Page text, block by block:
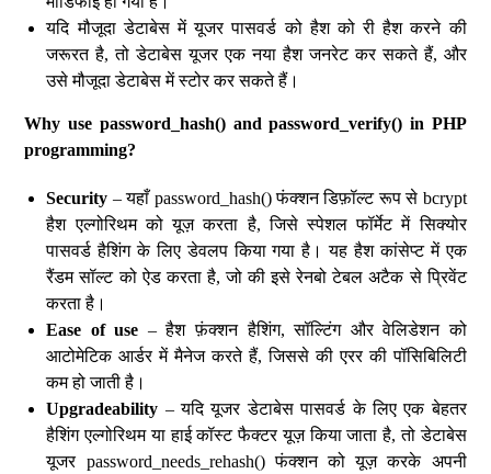
यदि मौजूदा डेटाबेस में यूजर पासवर्ड को हैश को री हैश करने की
जरूरत है, तो डेटाबेस यूजर एक नया हैश जनरेट कर सकते हैं, और
उसे मौजूदा डेटाबेस में स्टोर कर सकते हैं।
Why use password_hash() and password_verify() in PHP
programming?
Security – यहाँ password_hash() फंक्शन डिफ़ॉल्ट रूप से bcrypt
हैश एल्गोरिथम को यूज़ करता है, जिसे स्पेशल फॉर्मेट में सिक्योर
पासवर्ड हैशिंग के लिए डेवलप किया गया है। यह हैश कांसेप्ट में एक
रैंडम सॉल्ट को ऐड करता है, जो की इसे रेनबो टेबल अटैक से प्रिवेंट
करता है।
Ease of use – हैश फ़ंक्शन हैशिंग, सॉल्टिंग और वेलिडेशन को
आटोमेटिक आर्डर में मैनेज करते हैं, जिससे की एरर की पॉसिबिलिटी
कम हो जाती है।
Upgradeability – यदि यूजर डेटाबेस पासवर्ड के लिए एक बेहतर
हैशिंग एल्गोरिथम या हाई कॉस्ट फैक्टर यूज़ किया जाता है, तो डेटाबेस
यूजर password_needs_rehash() फंक्शन को यूज़ करके अपनी